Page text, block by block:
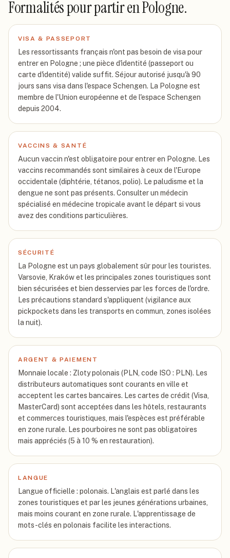
Formalités pour partiren Pologne.
VISA & PASSEPORT
Les ressortissants français n'ont pas besoin de visa pour
entrer en Pologne ; une pièce d'identité (passeport ou
carte d'identité) valide suffit. Séjour autorisé jusqu'à 90
jours sans visa dans l'espace Schengen. La Pologne est
membre de l'Union européenne et de l'espace Schengen
depuis 2004.
VACCINS & SANTÉ
Aucun vaccin n'est obligatoire pour entrer en Pologne. Les
vaccins recommandés sont similaires à ceux de l'Europe
occidentale (diphtérie, tétanos, polio). Le paludisme et la
dengue ne sont pas présents. Consulter un médecin
spécialisé en médecine tropicale avant le départ si vous
avez des conditions particulières.
SÉCURITÉ
La Pologne est un pays globalement sûr pour les touristes.
Varsovie, Kraków et les principales zones touristiques sont
bien sécurisées et bien desservies par les forces de l'ordre.
Les précautions standard s'appliquent (vigilance aux
pickpockets dans les transports en commun, zones isolées
la nuit).
ARGENT & PAIEMENT
Monnaie locale : Zloty polonais (PLN, code ISO : PLN). Les
distributeurs automatiques sont courants en ville et
acceptent les cartes bancaires. Les cartes de crédit (Visa,
MasterCard) sont acceptées dans les hôtels, restaurants
et commerces touristiques, mais l'espèces est préférable
en zone rurale. Les pourboires ne sont pas obligatoires
mais appréciés (5 à 10 % en restauration).
LANGUE
Langue officielle : polonais. L'anglais est parlé dans les
zones touristiques et par les jeunes générations urbaines,
mais moins courant en zone rurale. L'apprentissage de
mots-clés en polonais facilite les interactions.